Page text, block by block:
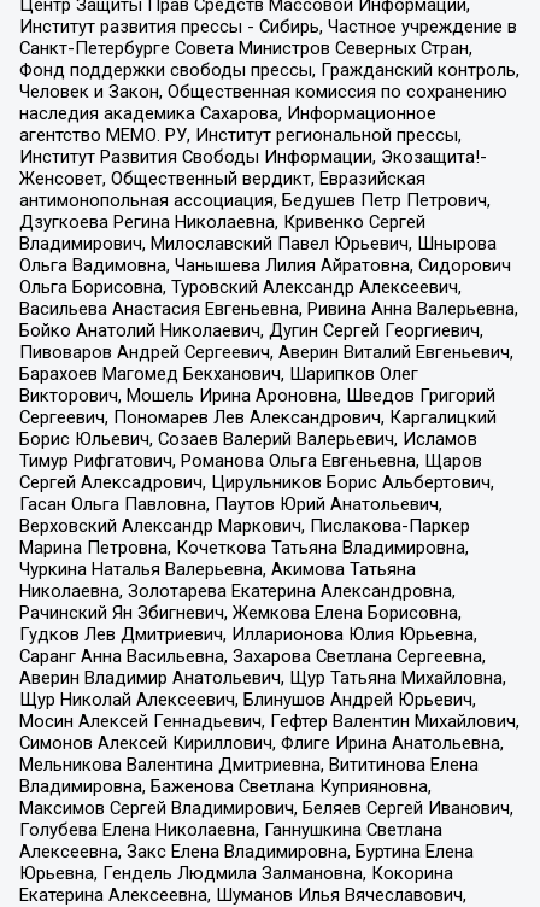
Центр Защиты Прав Средств Массовой Информации,
Институт развития прессы - Сибирь, Частное учреждение в
Санкт-Петербурге Совета Министров Северных Стран,
Фонд поддержки свободы прессы, Гражданский контроль,
Человек и Закон, Общественная комиссия по сохранению
наследия академика Сахарова, Информационное
агентство МЕМО. РУ, Институт региональной прессы,
Институт Развития Свободы Информации, Экозащита!-
Женсовет, Общественный вердикт, Евразийская
антимонопольная ассоциация, Бедушев Петр Петрович,
Дзугкоева Регина Николаевна, Кривенко Сергей
Владимирович, Милославский Павел Юрьевич, Шнырова
Ольга Вадимовна, Чанышева Лилия Айратовна, Сидорович
Ольга Борисовна, Туровский Александр Алексеевич,
Васильева Анастасия Евгеньевна, Ривина Анна Валерьевна,
Бойко Анатолий Николаевич, Дугин Сергей Георгиевич,
Пивоваров Андрей Сергеевич, Аверин Виталий Евгеньевич,
Барахоев Магомед Бекханович, Шарипков Олег
Викторович, Мошель Ирина Ароновна, Шведов Григорий
Сергеевич, Пономарев Лев Александрович, Каргалицкий
Борис Юльевич, Созаев Валерий Валерьевич, Исламов
Тимур Рифгатович, Романова Ольга Евгеньевна, Щаров
Сергей Алексадрович, Цирульников Борис Альбертович,
Гасан Ольга Павловна, Паутов Юрий Анатольевич,
Верховский Александр Маркович, Пислакова-Паркер
Марина Петровна, Кочеткова Татьяна Владимировна,
Чуркина Наталья Валерьевна, Акимова Татьяна
Николаевна, Золотарева Екатерина Александровна,
Рачинский Ян Збигневич, Жемкова Елена Борисовна,
Гудков Лев Дмитриевич, Илларионова Юлия Юрьевна,
Саранг Анна Васильевна, Захарова Светлана Сергеевна,
Аверин Владимир Анатольевич, Щур Татьяна Михайловна,
Щур Николай Алексеевич, Блинушов Андрей Юрьевич,
Мосин Алексей Геннадьевич, Гефтер Валентин Михайлович,
Симонов Алексей Кириллович, Флиге Ирина Анатольевна,
Мельникова Валентина Дмитриевна, Вититинова Елена
Владимировна, Баженова Светлана Куприяновна,
Максимов Сергей Владимирович, Беляев Сергей Иванович,
Голубева Елена Николаевна, Ганнушкина Светлана
Алексеевна, Закс Елена Владимировна, Буртина Елена
Юрьевна, Гендель Людмила Залмановна, Кокорина
Екатерина Алексеевна, Шуманов Илья Вячеславович,